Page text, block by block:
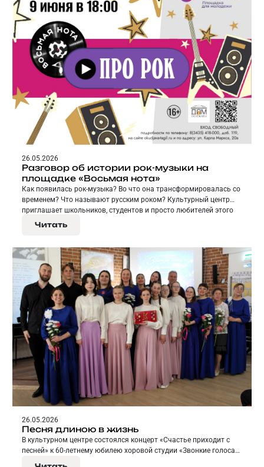
26.05.2026
Разговор об истории рок-музыки на
площадке «Восьмая нота»
Как появилась рок-музыка? Во что она трансформировалась со
временем? Что называют русским роком? Культурный центр
приглашает школьников, студентов и просто любителей этого
направления музыкальной культуры поговорить об уникальном
Читать
26.05.2026
Песня длиною в жизнь
В культурном центре состоялся концерт «Счастье приходит с
песней» к 60-летнему юбилею хоровой студии «Звонкие голоса»